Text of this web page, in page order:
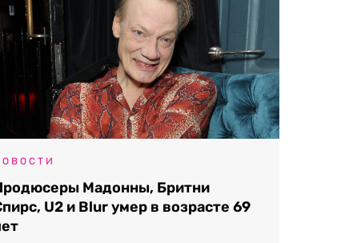
Мадонны, Бритни
U2 и Blur умер в возрасте 69